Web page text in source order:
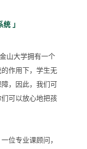
」
山大学拥有一个
作用下，学生无
，因此， 我们可
可以放心地把孩
位专业课顾问，